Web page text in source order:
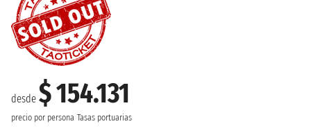
desde $ 154.131
precio por persona Tasas portuarias